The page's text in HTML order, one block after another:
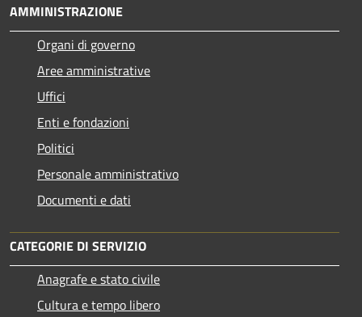
AMMINISTRAZIONE
Organi di governo
Aree amministrative
Uffici
Enti e fondazioni
Politici
Personale amministrativo
Documenti e dati
CATEGORIE DI SERVIZIO
Anagrafe e stato civile
Cultura e tempo libero